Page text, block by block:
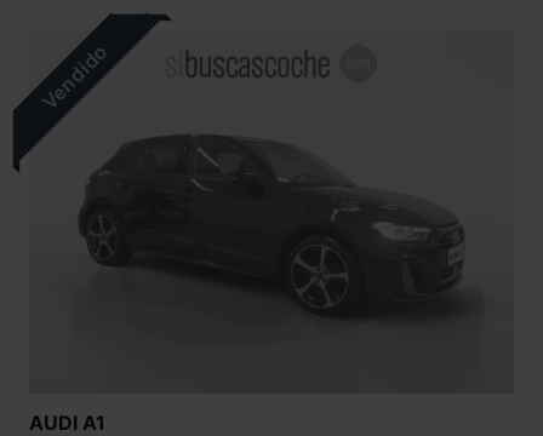
AUDI A1